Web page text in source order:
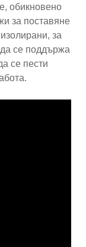
обикновено
за поставяне
за
се поддържа
се пести